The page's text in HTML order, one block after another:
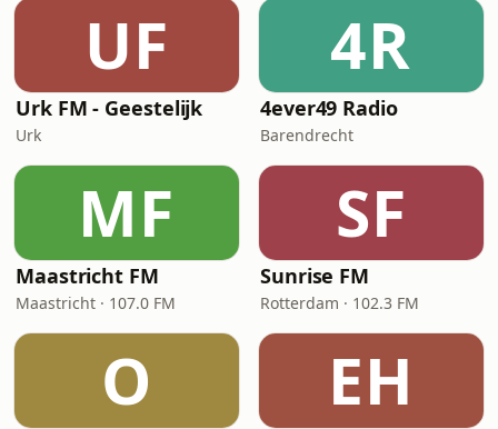
UF
Urk FM - Geestelijk
Urk
4R
4ever49 Radio
Barendrecht
MF
Maastricht FM
Maastricht · 107.0 FM
SF
Sunrise FM
Rotterdam · 102.3 FM
O EH